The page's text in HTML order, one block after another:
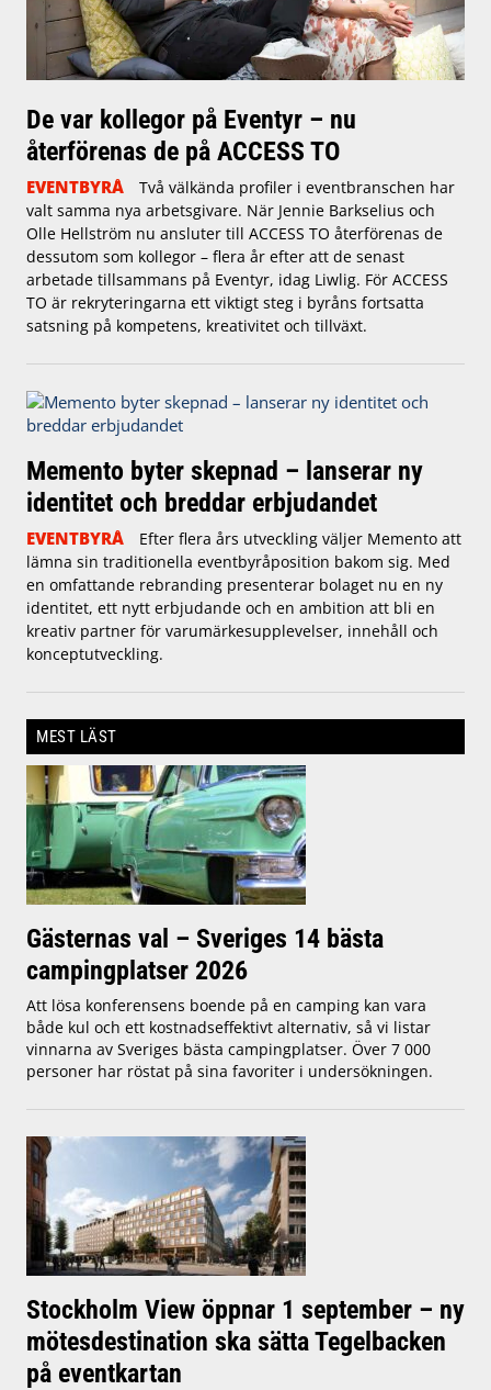
De var kollegor på Eventyr – nu
återförenas de på ACCESS TO
EVENTBYRÅ
Två välkända profiler i eventbranschen har
valt samma nya arbetsgivare. När Jennie Barkselius och
Olle Hellström nu ansluter till ACCESS TO återförenas de
dessutom som kollegor – flera år efter att de senast
arbetade tillsammans på Eventyr, idag Liwlig. För ACCESS
TO är rekryteringarna ett viktigt steg i byråns fortsatta
satsning på kompetens, kreativitet och tillväxt.
Memento byter skepnad – lanserar ny
identitet och breddar erbjudandet
EVENTBYRÅ
Efter flera års utveckling väljer Memento att
lämna sin traditionella eventbyråposition bakom sig. Med
en omfattande rebranding presenterar bolaget nu en ny
identitet, ett nytt erbjudande och en ambition att bli en
kreativ partner för varumärkesupplevelser, innehåll och
konceptutveckling.
MEST LÄST
Gästernas val – Sveriges 14 bästa
campingplatser 2026
Att lösa konferensens boende på en camping kan vara
både kul och ett kostnadseffektivt alternativ, så vi listar
vinnarna av Sveriges bästa campingplatser. Över 7 000
personer har röstat på sina favoriter i undersökningen.
Stockholm View öppnar 1 september – ny
mötesdestination ska sätta Tegelbacken
på eventkartan